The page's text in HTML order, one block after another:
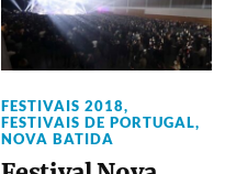
FESTIVAIS 2018,
FESTIVAIS DE PORTUGAL,
NOVA BATIDA